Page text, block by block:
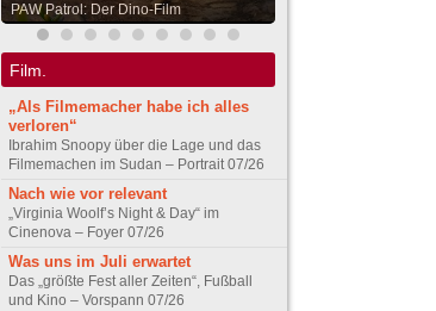
PAW Patrol: Der Dino-Film
Film.
„Als Filmemacher habe ich alles
verloren“
Ibrahim Snoopy über die Lage und das
Filmemachen im Sudan – Portrait 07/26
Nach wie vor relevant
„Virginia Woolf’s Night & Day“ im
Cinenova – Foyer 07/26
Was uns im Juli erwartet
Das „größte Fest aller Zeiten“, Fußball
und Kino – Vorspann 07/26